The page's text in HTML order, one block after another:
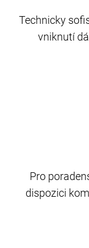
Pro
dispozici
Technicky
vniknutí